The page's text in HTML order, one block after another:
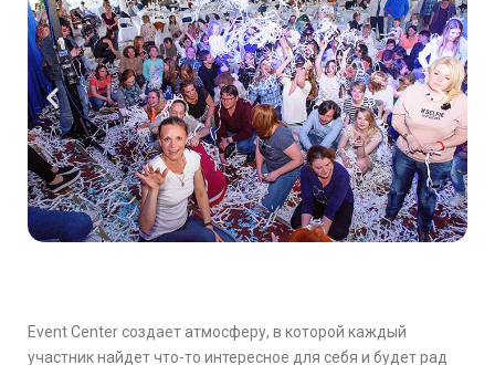
Event Center создает атмосферу, в которой каждый
участник найдет что-то интересное для себя и будет рад